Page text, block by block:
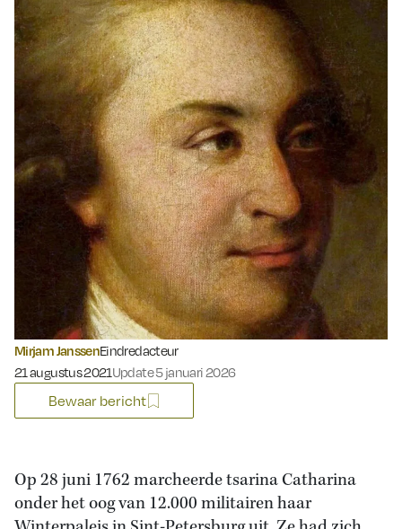
Mirjam JanssenEindredacteur
Gepubliceerd op:
21 augustus 2021Update 5 januari 2026
Bewaar bericht
Op 28 juni 1762 marcheerde tsarina Catharina
onder het oog van 12.000 militairen haar